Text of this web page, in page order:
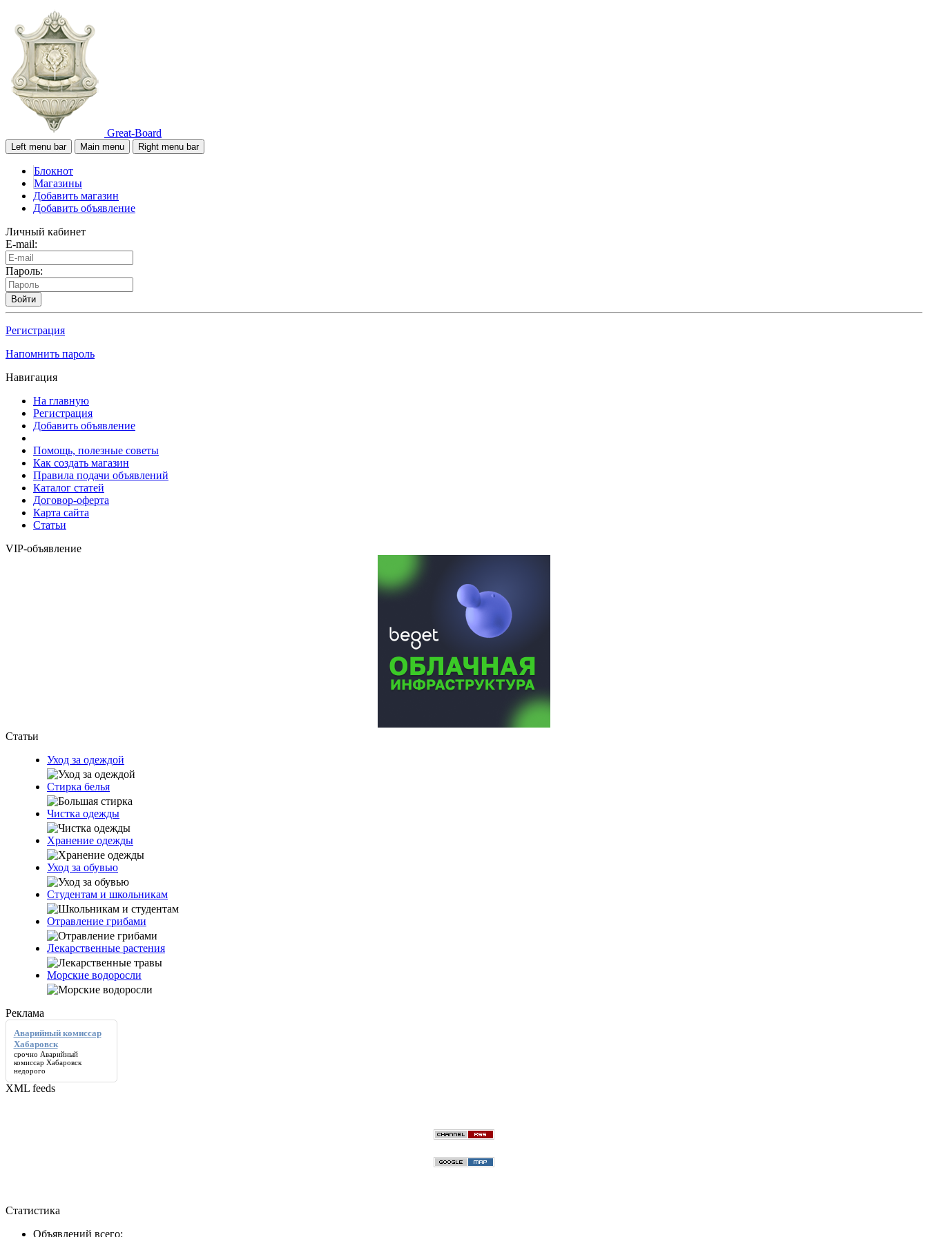
Great-Board
Left menu bar Main menu Right menu bar
Блокнот
Магазины
Добавить магазин
Добавить объявление
Личный кабинет
E-mail:
Пароль:
Войти
Регистрация
Напомнить пароль
Навигация
На главную
Регистрация
Добавить объявление
Помощь, полезные советы
Как создать магазин
Правила подачи объявлений
Каталог статей
Договор-оферта
Карта сайта
Статьи
VIP-объявление
Статьи
Уход за одеждой
Стирка белья
Чистка одежды
Хранение одежды
Уход за обувью
Студентам и школьникам
Отравление грибами
Лекарственные растения
Морские водоросли
Реклама
Аварийный комиссар
Хабаровск
срочно Аварийный
комиссар Хабаровск
недорого
XML feeds
Статистика
Объявлений всего: